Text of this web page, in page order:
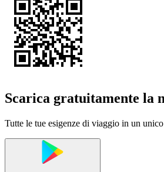
Scarica gratuitamente la
Tutte le tue esigenze di viaggio in un